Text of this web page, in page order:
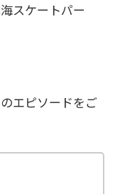
スケートパー
エピソードをご